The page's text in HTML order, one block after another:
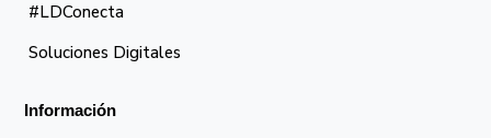
#LDConecta
Soluciones Digitales
Información